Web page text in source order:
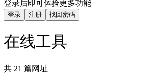
登录后即可体验更多功能
登录 注册 找回密码
在线工具
共 21 篇网址